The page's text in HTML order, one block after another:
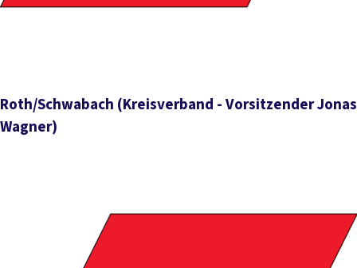
Roth/Schwabach (Kreisverband - Vorsitzender Jonas
Wagner)